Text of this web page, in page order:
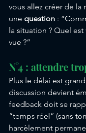
vous allez créer de la
une question :
la situation ? Quel
vue ?”
N°4 : attendre
Plus le délai est
discussion devient
feedback doit se
“temps réel” (sans
harcèlement